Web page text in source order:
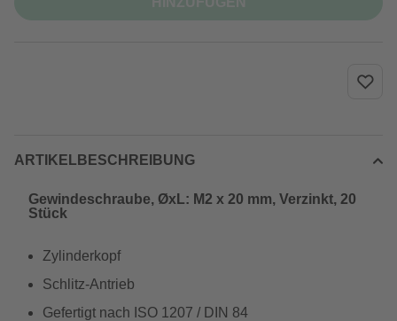
ARTIKELBESCHREIBUNG
Gewindeschraube, ØxL: M2 x 20 mm, Verzinkt, 20
Stück
Zylinderkopf
Schlitz-Antrieb
Gefertigt nach ISO 1207 / DIN 84